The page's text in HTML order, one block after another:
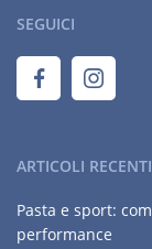
SEGUICI
ARTICOLI RECENTI
Pasta e sport:
performance